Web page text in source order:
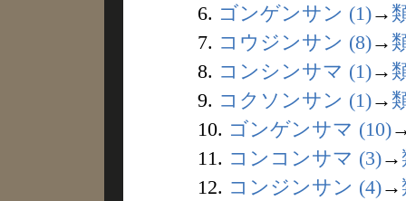
6. ゴンゲンサン (1)→
7. コウジンサン (8)→
8. コンシンサマ (1)→
9. コクソンサン (1)→
10. ゴンゲンサマ (10)
11. コンコンサマ (3)→
12. コンジンサン (4)→